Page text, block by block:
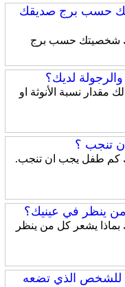
حسب برج صديقك
لك شخصيتك حسب برج
لديك؟
مقدار نسبة الأنوثة او
تنجب ؟
لك كم طفل يجب ان تنجب.
ينظر في عينيك؟
بماذا يشعر كل من ينظر
للشخص الذي تضعه